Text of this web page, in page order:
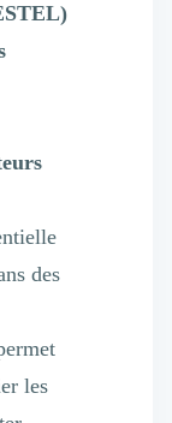
des
les